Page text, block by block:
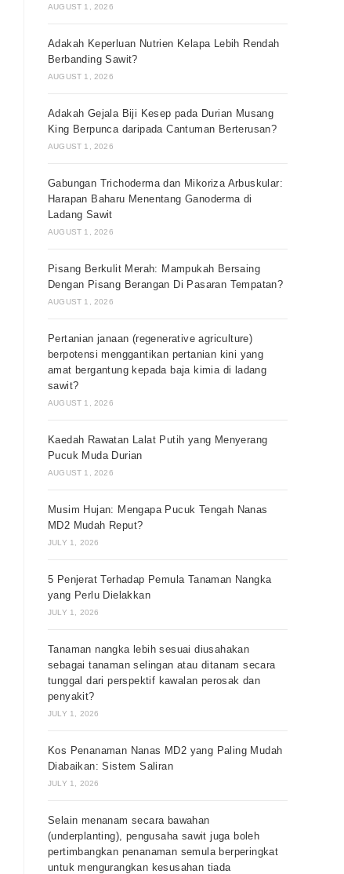
AUGUST 1, 2026
Adakah Keperluan Nutrien Kelapa Lebih Rendah
Berbanding Sawit?
AUGUST 1, 2026
Adakah Gejala Biji Kesep pada Durian Musang
King Berpunca daripada Cantuman Berterusan?
AUGUST 1, 2026
Gabungan Trichoderma dan Mikoriza Arbuskular:
Harapan Baharu Menentang Ganoderma di
Ladang Sawit
AUGUST 1, 2026
Pisang Berkulit Merah: Mampukah Bersaing
Dengan Pisang Berangan Di Pasaran Tempatan?
AUGUST 1, 2026
Pertanian janaan (regenerative agriculture)
berpotensi menggantikan pertanian kini yang
amat bergantung kepada baja kimia di ladang
sawit?
AUGUST 1, 2026
Kaedah Rawatan Lalat Putih yang Menyerang
Pucuk Muda Durian
AUGUST 1, 2026
Musim Hujan: Mengapa Pucuk Tengah Nanas
MD2 Mudah Reput?
JULY 1, 2026
5 Penjerat Terhadap Pemula Tanaman Nangka
yang Perlu Dielakkan
JULY 1, 2026
Tanaman nangka lebih sesuai diusahakan
sebagai tanaman selingan atau ditanam secara
tunggal dari perspektif kawalan perosak dan
penyakit?
JULY 1, 2026
Kos Penanaman Nanas MD2 yang Paling Mudah
Diabaikan: Sistem Saliran
JULY 1, 2026
Selain menanam secara bawahan
(underplanting), pengusaha sawit juga boleh
pertimbangkan penanaman semula berperingkat
untuk mengurangkan kesusahan tiada